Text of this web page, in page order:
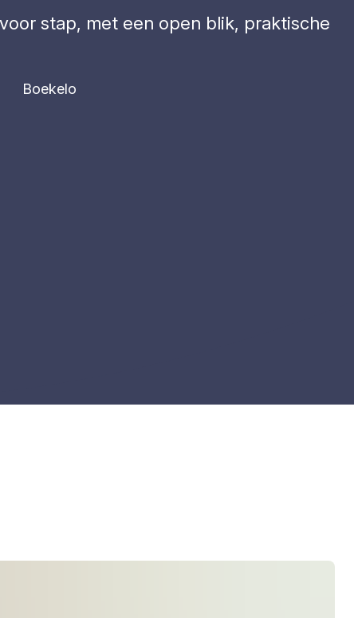
stap, met een open blik, praktische
Boekelo